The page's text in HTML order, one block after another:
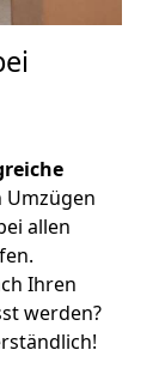
allen
Ihren
werden?